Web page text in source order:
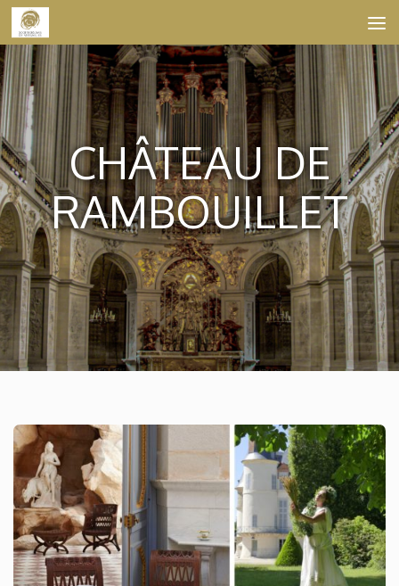
Skip to content
CHÂTEAU DE
RAMBOUILLET